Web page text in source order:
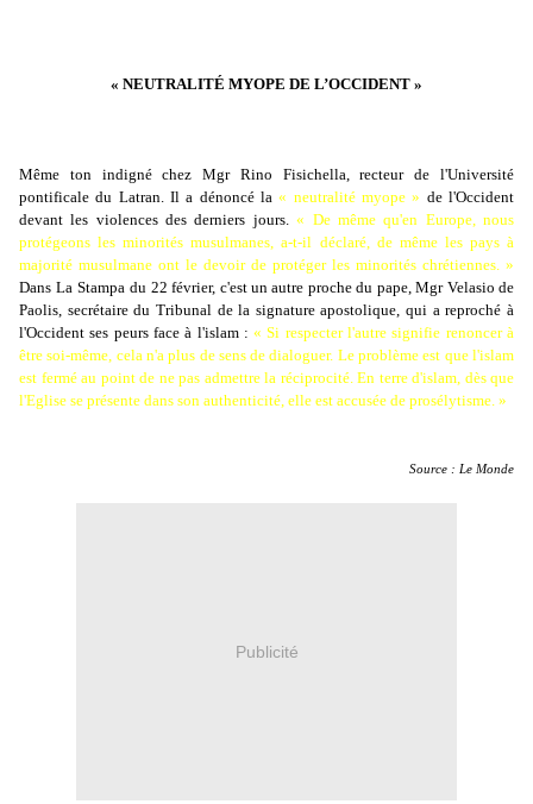
« NEUTRALITÉ MYOPE DE L’OCCIDENT »
Même ton indigné chez Mgr Rino Fisichella, recteur de l'Université
pontificale du Latran. Il a dénoncé la« neutralité myope » de l'Occident
devant les violences des derniers jours.« De même qu'en Europe, nous
protégeons les minorités musulmanes, a-t-il déclaré, de même les pays à
majorité musulmane ont le devoir de protéger les minorités chrétiennes. »
Dans La Stampa du 22 février, c'est un autre proche du pape, Mgr Velasio de
Paolis, secrétaire du Tribunal de la signature apostolique, qui a reproché à
l'Occident ses peurs face à l'islam :« Si respecter l'autre signifie renoncer à
être soi-même, cela n'a plus de sens de dialoguer. Le problème est que l'islam
est fermé au point de ne pas admettre la réciprocité. En terre d'islam, dès que
l'Eglise se présente dans son authenticité, elle est accusée de prosélytisme. »
Source : Le Monde
Publicité